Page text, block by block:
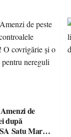
de
după
Satu Mare!